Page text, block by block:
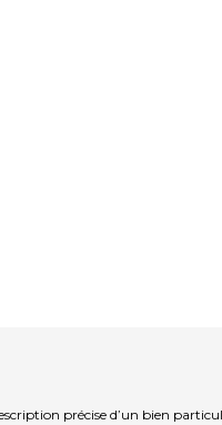
précise d’un bien